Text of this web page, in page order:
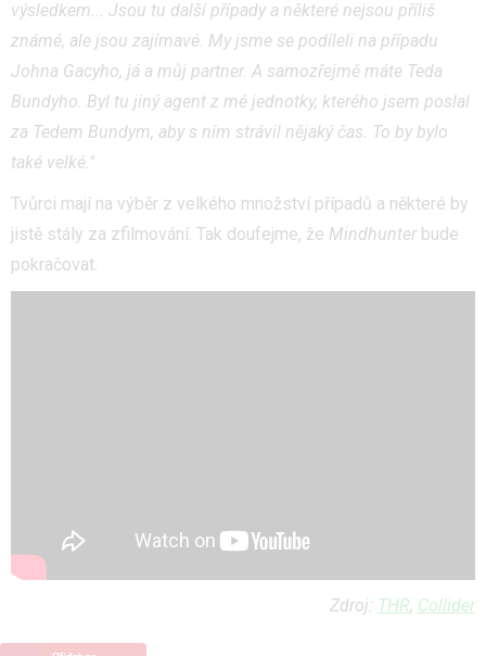
výsledkem... Jsou tu další případy a některé nejsou příliš
známé, ale jsou zajímavé. My jsme se podíleli na případu
Johna Gacyho, já a můj partner. A samozřejmě máte Teda
Bundyho. Byl tu jiný agent z mé jednotky, kterého jsem poslal
za Tedem Bundym, aby s ním strávil nějaký čas. To by bylo
také velké."
Tvůrci mají na výběr z velkého množství případů a některé by
jistě stály za zfilmování. Tak doufejme, že Mindhunter bude
pokračovat.
Zdroj: THR, Collider